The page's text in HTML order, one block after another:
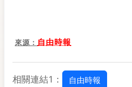
來源： 自由時報
相關連結1： 自由時報